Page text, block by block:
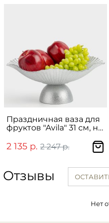
Праздничная ваза для
фруктов "Avila" 31 см, на
2 135 р. 2 247 р.
Отзывы
Нет